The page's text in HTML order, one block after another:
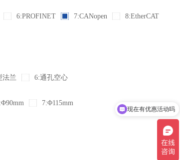
6:PROFINET 7:CANopen
8:EtherCAT
法兰 6:通孔空心
7:Φ115mm
现在有优惠活动吗